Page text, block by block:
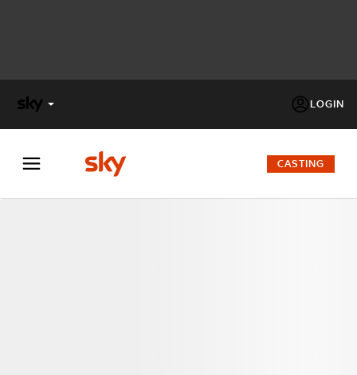
LOGIN
FACTOR
CASTING